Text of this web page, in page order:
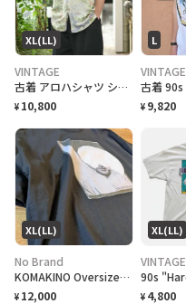
XL(LL)
VINTAGE
古着 アロハシャツ シルクシャツ レーヨンシャツ 柄シャツ 総柄シャツ
¥ 10,800
L
VINTAGE
¥ 9,820
XL(LL)
No Brand
KOMAKINO Oversized T-Shirt
¥ 12,000
XL(LL)
VINTAGE
¥ 4,800